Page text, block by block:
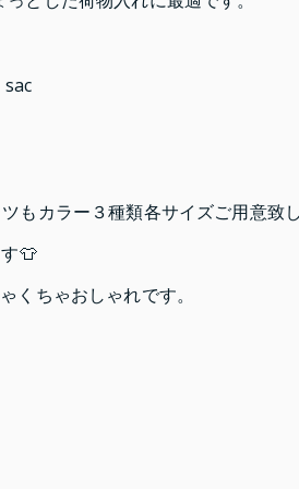
もカラー３種類各サイズご用意致
👕
くちゃおしゃれです。